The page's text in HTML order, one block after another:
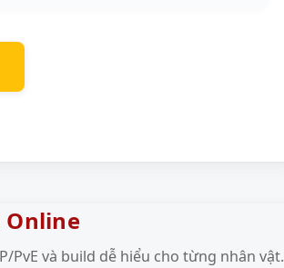
Online
PvE và build dễ hiểu cho từng nhân vật.